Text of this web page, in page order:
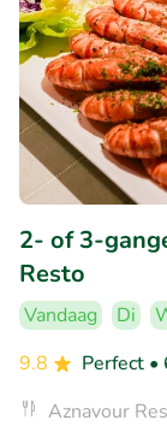
2- of 3-
Resto
Vandaag Di
9.8
Perfect •
Aznavour